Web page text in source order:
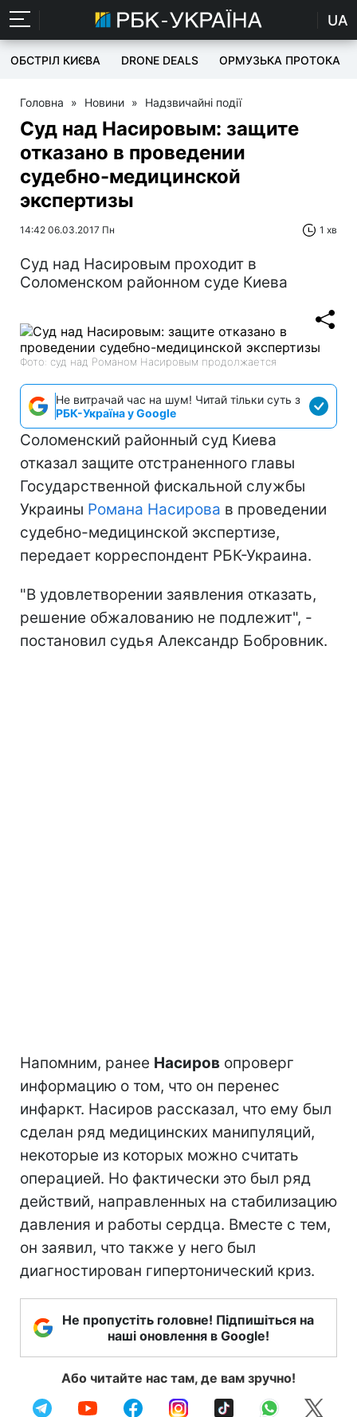
UA
ОБСТРІЛ КИЄВА DRONE DEALS ОРМУЗЬКА ПРОТОКА
Головна » Новини » Надзвичайні події
Суд над Насировым: защите
отказано в проведении
судебно-медицинской
экспертизы
14:42 06.03.2017 Пн 1 хв
Суд над Насировым проходит в
Соломенском районном суде Киева
Фото: суд над Романом Насировым продолжается
Не витрачай час на шум! Читай тільки суть з
РБК-Україна у Google
Соломенский районный суд Киева
отказал защите отстраненного главы
Государственной фискальной службы
Украины Романа Насирова в проведении
судебно-медицинской экспертизе,
передает корреспондент РБК-Украина.
"В удовлетворении заявления отказать,
решение обжалованию не подлежит", -
постановил судья Александр Бобровник.
Напомним, ранее Насиров опроверг
информацию о том, что он перенес
инфаркт. Насиров рассказал, что ему был
сделан ряд медицинских манипуляций,
некоторые из которых можно считать
операцией. Но фактически это был ряд
действий, направленных на стабилизацию
давления и работы сердца. Вместе с тем,
он заявил, что также у него был
диагностирован гипертонический криз.
Не пропустіть головне! Підпишіться на
наші оновлення в Google!
Або читайте нас там, де вам зручно!